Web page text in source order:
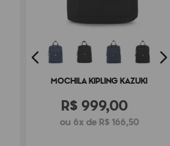
MOCHILA KIPLING KAZUKI
R$ 999,00
ou 6x de R$ 166,50